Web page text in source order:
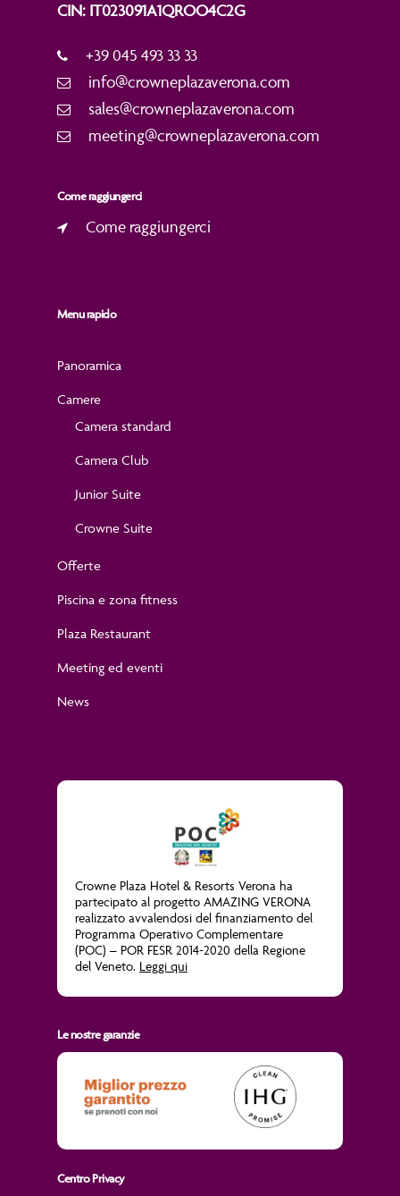
CIN: IT023091A1QROO4C2G
+39 045 493 33 33
info@crowneplazaverona.com
sales@crowneplazaverona.com
meeting@crowneplazaverona.com
Come raggiungerci
Come raggiungerci
Menu rapido
Panoramica
Camere
Camera standard
Camera Club
Junior Suite
Crowne Suite
Offerte
Piscina e zona fitness
Plaza Restaurant
Meeting ed eventi
News
Crowne Plaza Hotel & Resorts Verona ha
partecipato al progetto AMAZING VERONA
realizzato avvalendosi del finanziamento del
Programma Operativo Complementare
(POC) – POR FESR 2014-2020 della Regione
del Veneto. Leggi qui
Le nostre garanzie
Centro Privacy